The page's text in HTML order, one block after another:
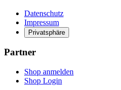
Datenschutz
Impressum
Privatsphäre
Partner
Shop anmelden
Shop Login